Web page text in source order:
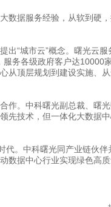
据服务经验，从软到硬，
“城市云”概念。曙光云服
务各级政府客户达10000
从顶层规划到建设实施、
。中科曙光副总裁、曙光
先技术，但一体化大数据中
。中科曙光同产业链伙伴
数据中心行业实现绿色高质